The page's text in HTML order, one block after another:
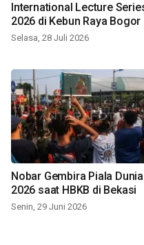
International Lecture
2026 di Kebun Raya Bogor
Selasa, 28 Juli 2026
Nobar Gembira Piala Dunia
2026 saat HBKB di Bekasi
Senin, 29 Juni 2026